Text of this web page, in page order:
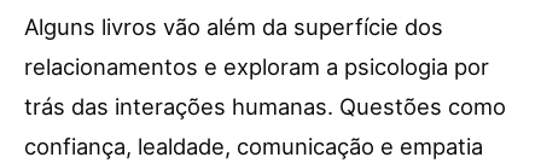
Alguns livros vão além da superfície dos
relacionamentos e exploram a psicologia por
trás das interações humanas. Questões como
confiança, lealdade, comunicação e empatia